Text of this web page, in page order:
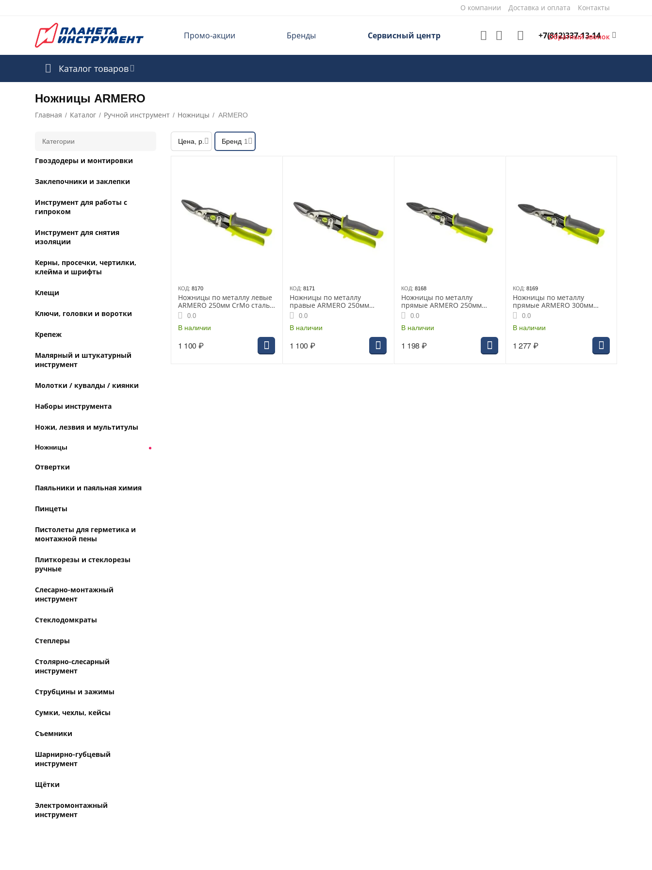
О компании Доставка и оплата Контакты
Промо-акции Бренды Сервисный центр +7(812)337-13-14
Обратный звонок
Каталог товаров
Ножницы ARMERO
Главная / Каталог / Ручной инструмент / Ножницы / ARMERO
Цена, р. Бренд 1
КОД: 8170
Ножницы по металлу левые
ARMERO 250мм CrMo сталь
(А521/252)
0.0
В наличии
1 100 ₽
КОД: 8171
Ножницы по металлу
правые ARMERO 250мм
CrMo сталь (А521/253)
0.0
В наличии
1 100 ₽
КОД: 8168
Ножницы по металлу
прямые ARMERO 250мм
CrMo сталь (А521/251)
0.0
В наличии
1 198 ₽
КОД: 8169
Ножницы по металлу
прямые ARMERO 300мм
CrMo сталь (А521/301)
0.0
В наличии
1 277₽
Категории
Гвоздодеры и монтировки
Заклепочники и заклепки
Инструмент для работы с
гипроком
Инструмент для снятия
изоляции
Керны, просечки, чертилки,
клейма и шрифты
Клещи
Ключи, головки и воротки
Крепеж
Малярный и штукатурный
инструмент
Молотки / кувалды / киянки
Наборы инструмента
Ножи, лезвия и мультитулы
Ножницы
Отвертки
Паяльники и паяльная химия
Пинцеты
Пистолеты для герметика и
монтажной пены
Плиткорезы и стеклорезы
ручные
Слесарно-монтажный
инструмент
Стеклодомкраты
Степлеры
Столярно-слесарный
инструмент
Струбцины и зажимы
Сумки, чехлы, кейсы
Съемники
Шарнирно-губцевый
инструмент
Щётки
Электромонтажный
инструмент